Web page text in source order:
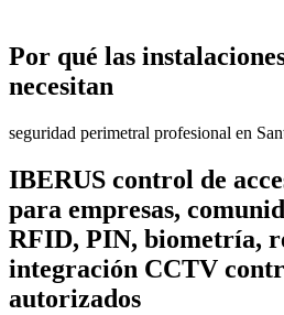
Por qué las
necesitan
seguridad perimetral profesional en
IBERUS control de
para empresas,
RFID, PIN, biometría,
integración CCTV
autorizados